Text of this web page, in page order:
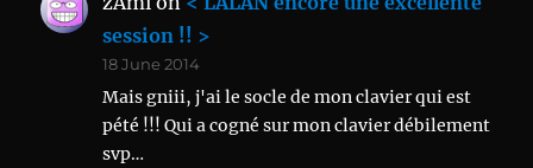
session !! >
18 June 2014
Mais gniii, j'ai le socle de mon clavier qui est
pété !!! Qui a cogné sur mon clavier débilement
svp…